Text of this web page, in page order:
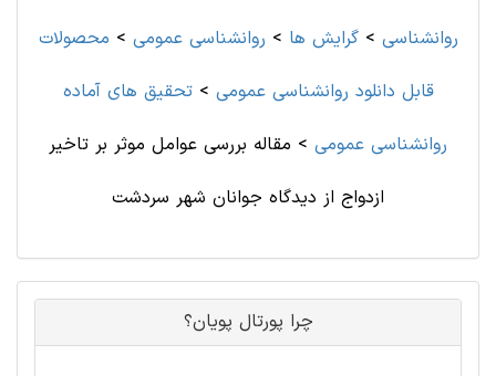
روانشناسی >گرایش ها > روانشناسی‌ عمومی > محصولات
قابل دانلود روانشناسی‌ عمومی >تحقیق های آماده
روانشناسی‌ عمومی > مقاله بررسی عوامل موثر بر تاخیر
ازدواج از دیدگاه جوانان شهر سردشت
چرا پورتال پویان؟